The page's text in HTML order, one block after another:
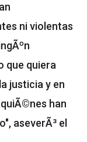
ni violentas
que quiera
justicia y en
han
aseverÃ³ el